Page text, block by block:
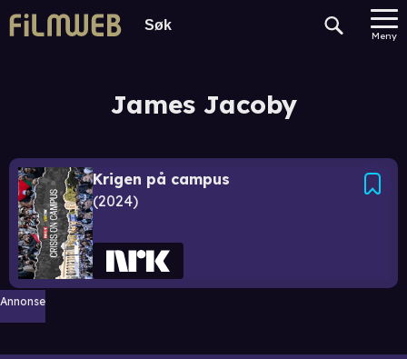
Meny
James Jacoby
Krigen på campus
2024
Annonse